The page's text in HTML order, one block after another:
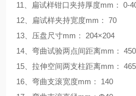
11、扁试样钳口夹持厚度mm： 0-
12、扁试样夹持宽度mm： 70
13、压盘尺寸mm： 204×204
14、弯曲试验两点间距离mm： 450
15、拉伸空间两支柱距离mm： 465
16、弯曲支滚宽度mm： 140